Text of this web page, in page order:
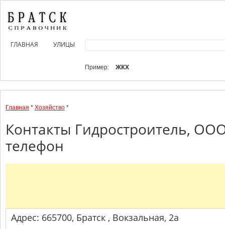
ГЛАВНАЯ УЛИЦЫ
Пример: ЖКХ
Главная * Хозяйство *
Контакты Гидростроитель,
телефон
Адрес: 665700, Братск , Вокзальная, 2а